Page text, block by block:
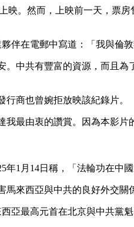
映。然而，上映前一天，票
伴在電郵中寫道：「我與倫
。中共有豐富的資源，而且為
行商也曾婉拒放映該紀錄片。
我最由衷的讚賞。因為本影
年1月14日稱，「法輪功在中
馬來西亞與中共的良好外交關
亞最高元首在北京與中共黨